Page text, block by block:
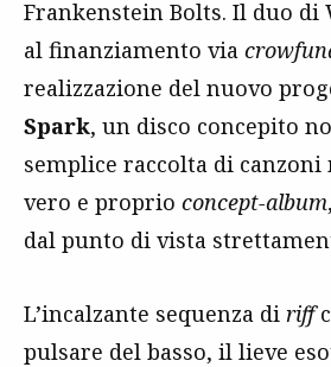
Frankenstein Bolts. Il duo di
al finanziamento via
realizzazione del nuovo
Spark, un disco concepito
semplice raccolta di canzoni
vero e proprio concept-album
dal punto di vista
L’incalzante sequenza di riff
pulsare del basso, il lieve